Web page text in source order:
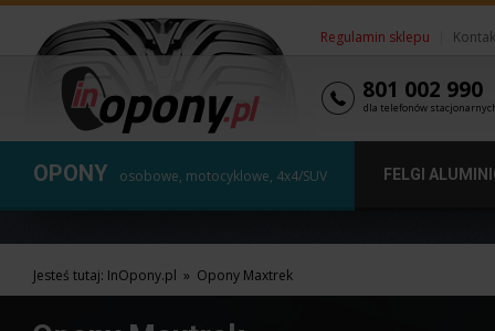
Regulamin sklepu
801 002 990
dla telefonów
OPONY osobowe, motocyklowe, 4x4/SUV FELGI
Jesteś tutaj: InOpony.pl » Opony Maxtrek